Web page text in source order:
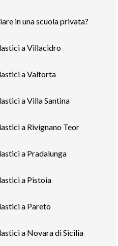
in una scuola privata?
a Villacidro
a Valtorta
a Villa Santina
a Rivignano Teor
a Pradalunga
a Pistoia
a Pareto
a Novara di Sicilia